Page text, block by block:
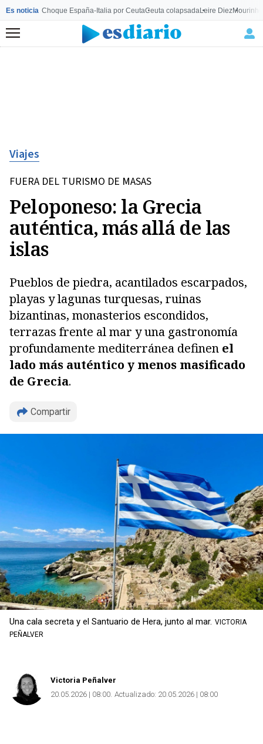
Es noticia Choque España-Italia por CeutaCeuta colapsadaLeire Diez
Menú
Viajes
FUERA DEL TURISMO DE MASAS
Peloponeso: la Grecia
auténtica, más allá de las
islas
Pueblos de piedra, acantilados escarpados,
playas y lagunas turquesas, ruinas
bizantinas, monasterios escondidos,
terrazas frente al mar y una gastronomía
profundamente mediterránea definen el
lado más auténtico y menos masificado
de Grecia.
Compartir
Una cala secreta y el Santuario de Hera, junto al mar. VICTORIA
PEÑALVER
Victoria Peñalver
20.05.2026 | 08:00 Actualizado: 20.05.2026 | 08:00